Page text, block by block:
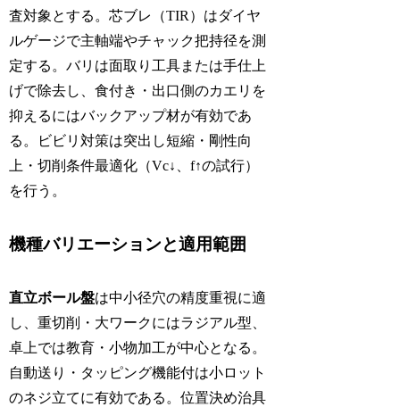
査対象とする。芯ブレ（TIR）はダイヤ
ルゲージで主軸端やチャック把持径を測
定する。バリは面取り工具または手仕上
げで除去し、食付き・出口側のカエリを
抑えるにはバックアップ材が有効であ
る。ビビリ対策は突出し短縮・剛性向
上・切削条件最適化（Vc↓、f↑の試行）
を行う。
機種バリエーションと適用範囲
直立ボール盤は中小径穴の精度重視に適
し、重切削・大ワークにはラジアル型、
卓上では教育・小物加工が中心となる。
自動送り・タッピング機能付は小ロット
のネジ立てに有効である。位置決め治具